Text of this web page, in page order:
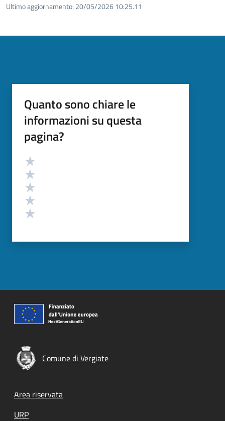
Ultimo aggiornamento: 20/05/2026 10:25.11
Quanto sono chiare le
informazioni su questa
pagina?
Valutazione
Comune di Vergiate
Footer menu
Area riservata
URP